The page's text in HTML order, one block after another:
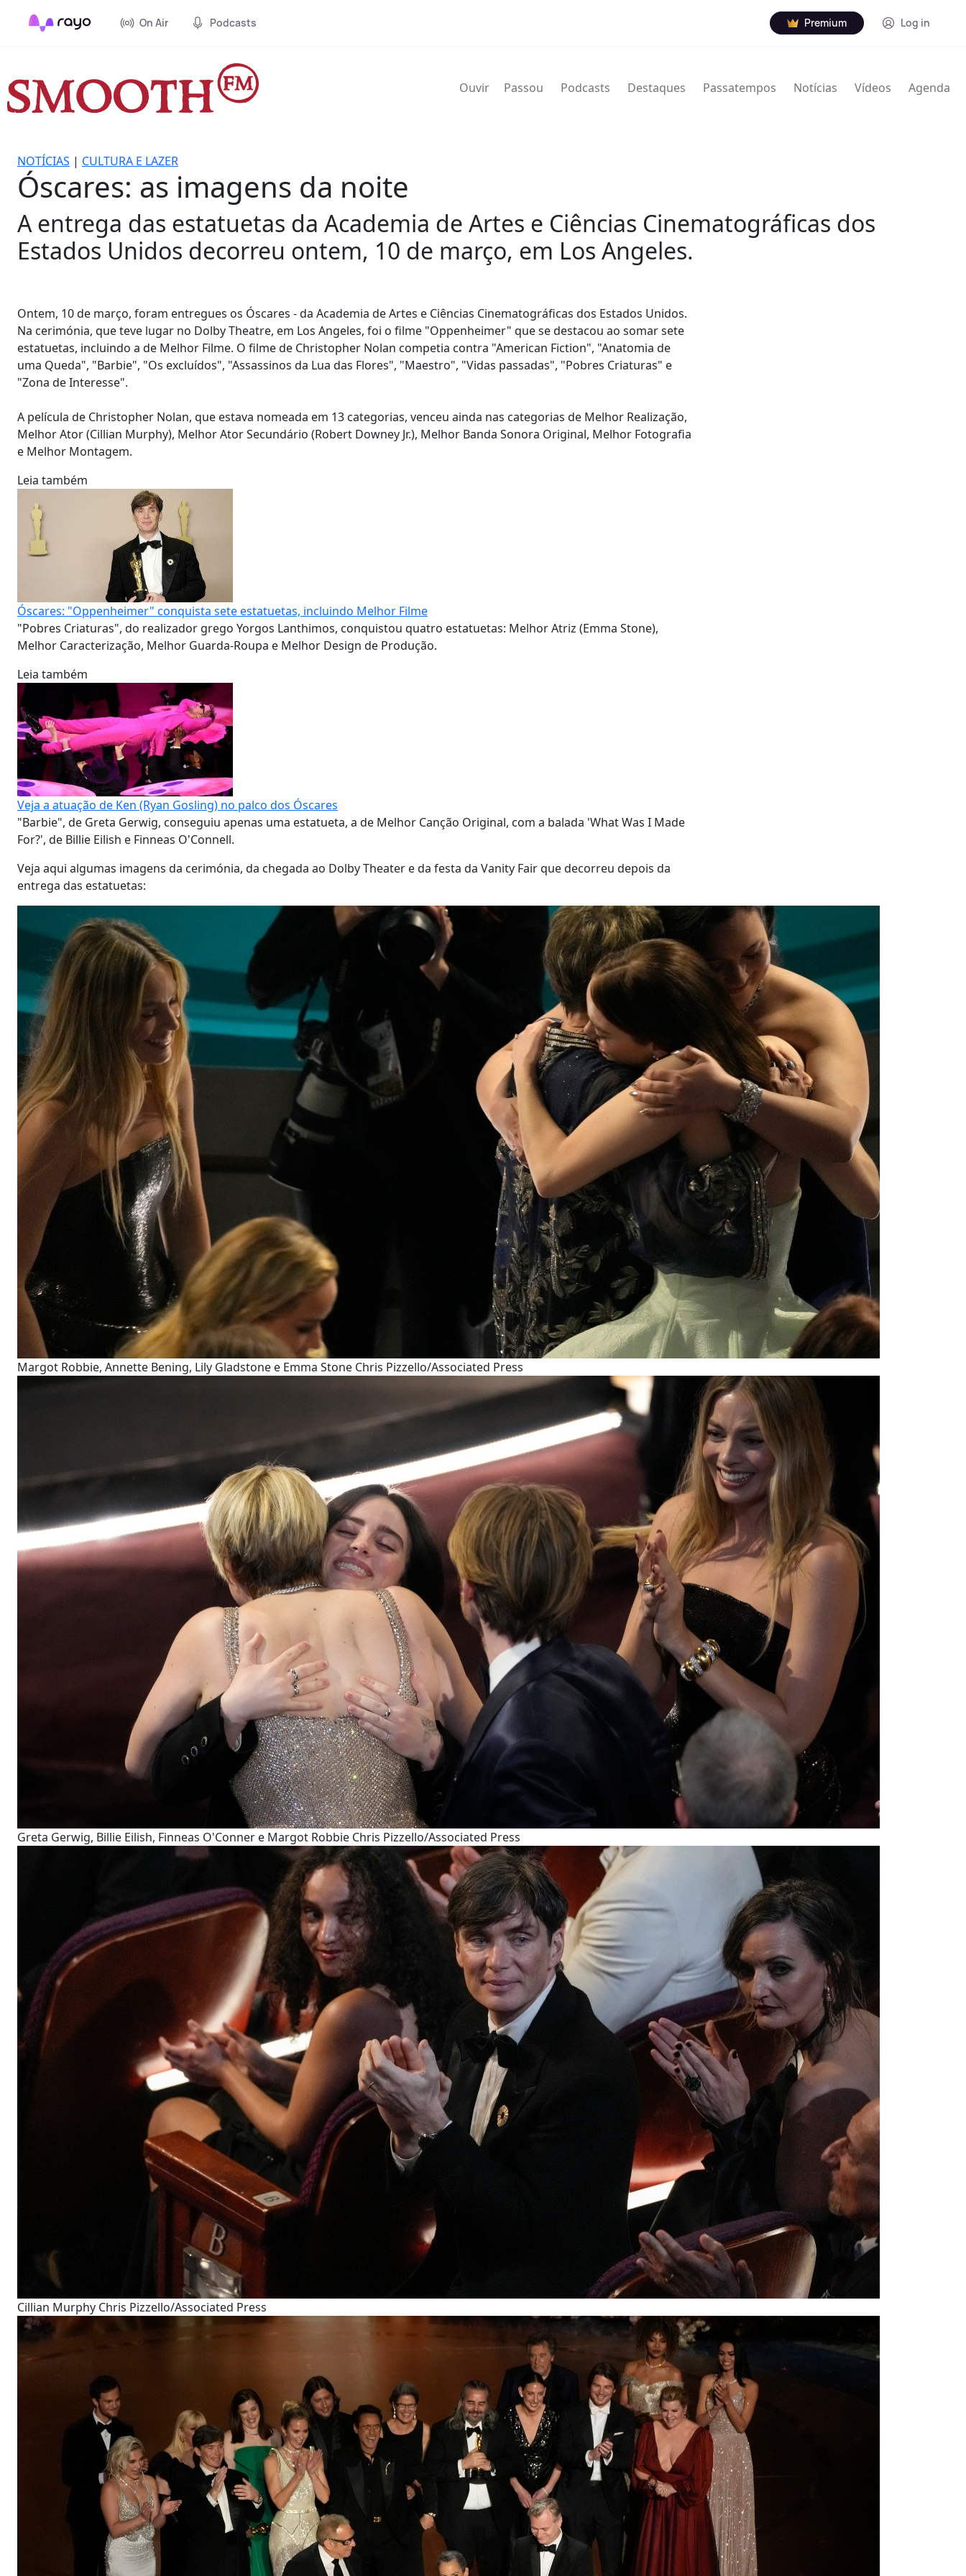
On Air Podcasts Premium Log in
Ouvir Passou Podcasts Destaques Passatempos Notícias Vídeos Agenda
NOTÍCIAS | CULTURA E LAZER
Óscares: as imagens da noite
A entrega das estatuetas da Academia de Artes e Ciências Cinematográficas dos
Estados Unidos decorreu ontem, 10 de março, em Los Angeles.
Ontem, 10 de março, foram entregues os Óscares - da Academia de Artes e Ciências Cinematográficas dos Estados Unidos.
Na cerimónia, que teve lugar no Dolby Theatre, em Los Angeles, foi o filme "Oppenheimer" que se destacou ao somar sete
estatuetas, incluindo a de Melhor Filme. O filme de Christopher Nolan competia contra "American Fiction", "Anatomia de
uma Queda", "Barbie", "Os excluídos", "Assassinos da Lua das Flores", "Maestro", "Vidas passadas", "Pobres Criaturas" e
"Zona de Interesse".
A película de Christopher Nolan, que estava nomeada em 13 categorias, venceu ainda nas categorias de Melhor Realização,
Melhor Ator (Cillian Murphy), Melhor Ator Secundário (Robert Downey Jr.), Melhor Banda Sonora Original, Melhor Fotografia
e Melhor Montagem.
Leia também
Óscares: "Oppenheimer" conquista sete estatuetas, incluindo Melhor Filme
"Pobres Criaturas", do realizador grego Yorgos Lanthimos, conquistou quatro estatuetas: Melhor Atriz (Emma Stone),
Melhor Caracterização, Melhor Guarda-Roupa e Melhor Design de Produção.
Leia também
Veja a atuação de Ken (Ryan Gosling) no palco dos Óscares
"Barbie", de Greta Gerwig, conseguiu apenas uma estatueta, a de Melhor Canção Original, com a balada 'What Was I Made
For?', de Billie Eilish e Finneas O'Connell.
Veja aqui algumas imagens da cerimónia, da chegada ao Dolby Theater e da festa da Vanity Fair que decorreu depois da
entrega das estatuetas:
Margot Robbie, Annette Bening, Lily Gladstone e Emma Stone Chris Pizzello/Associated Press
Greta Gerwig, Billie Eilish, Finneas O'Conner e Margot Robbie Chris Pizzello/Associated Press
Cillian Murphy Chris Pizzello/Associated Press